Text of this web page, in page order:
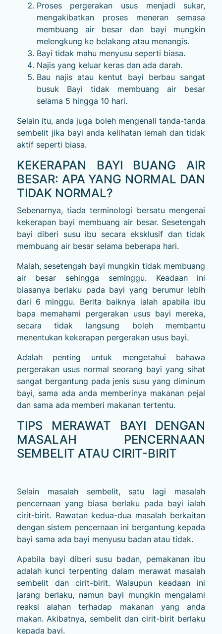
Proses pergerakan usus menjadi sukar,
mengakibatkan proses meneran semasa
membuang air besar dan bayi mungkin
melengkung ke belakang atau menangis.
Bayi tidak mahu menyusu seperti biasa.
Najis yang keluar keras dan ada darah.
Bau najis atau kentut bayi berbau sangat
busuk Bayi tidak membuang air besar
selama 5 hingga 10 hari.
Selain itu, anda juga boleh mengenali tanda-tanda
sembelit jika bayi anda kelihatan lemah dan tidak
aktif seperti biasa.
KEKERAPAN BAYI BUANG AIR
BESAR: APA YANG NORMAL DAN
TIDAK NORMAL?
Sebenarnya, tiada terminologi bersatu mengenai
kekerapan bayi membuang air besar. Sesetengah
bayi diberi susu ibu secara eksklusif dan tidak
membuang air besar selama beberapa hari.
Malah, sesetengah bayi mungkin tidak membuang
air besar sehingga seminggu. Keadaan ini
biasanya berlaku pada bayi yang berumur lebih
dari 6 minggu. Berita baiknya ialah apabila ibu
bapa memahami pergerakan usus bayi mereka,
secara tidak langsung boleh membantu
menentukan kekerapan pergerakan usus bayi.
Adalah penting untuk mengetahui bahawa
pergerakan usus normal seorang bayi yang sihat
sangat bergantung pada jenis susu yang diminum
bayi, sama ada anda memberinya makanan pejal
dan sama ada memberi makanan tertentu.
TIPS MERAWAT BAYI DENGAN
MASALAH PENCERNAAN
SEMBELIT ATAU CIRIT-BIRIT
Selain masalah sembelit, satu lagi masalah
pencernaan yang biasa berlaku pada bayi ialah
cirit-birit. Rawatan kedua-dua masalah berkaitan
dengan sistem pencernaan ini bergantung kepada
bayi sama ada bayi menyusu badan atau tidak.
Apabila bayi diberi susu badan, pemakanan ibu
adalah kunci terpenting dalam merawat masalah
sembelit dan cirit-birit. Walaupun keadaan ini
jarang berlaku, namun bayi mungkin mengalami
reaksi alahan terhadap makanan yang anda
makan. Akibatnya, sembelit dan cirit-birit berlaku
kepada bayi.